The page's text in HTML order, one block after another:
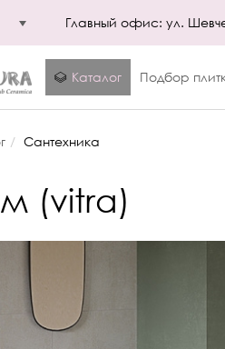
Главный офис: ул.
Каталог Подбор
Сантехника
(vitra)